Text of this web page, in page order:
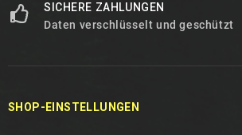
SICHERE ZAHLUNGEN
Daten verschlüsselt und geschützt
SHOP-EINSTELLUNGEN